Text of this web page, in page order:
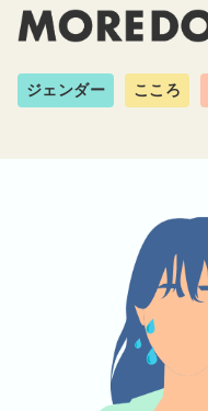
ジェンダー こころ